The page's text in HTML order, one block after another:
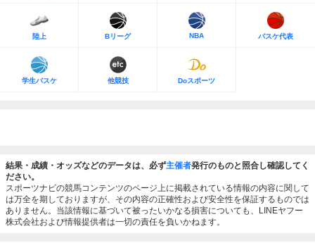
陸上 Bリーグ NBA バスケ代表
学生バスケ 他競技 Doスポーツ
結果・成績・オッズなどのデータは、必ず主催者発行のものと照合し確認してく
ださい。
スポーツナビの競馬コンテンツのページ上に掲載されている情報の内容に関して
は万全を期しておりますが、その内容の正確性および安全性を保証するものでは
ありません。当該情報に基づいて被ったいかなる損害についても、LINEヤフー
株式会社および情報提供者は一切の責任を負いかねます。